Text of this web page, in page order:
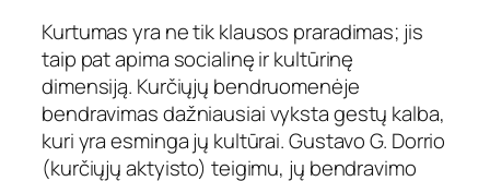
Kurtumas yra ne tik klausos praradimas; jis
taip pat apima socialinę ir kultūrinę
dimensiją. Kurčiųjų bendruomenėje
bendravimas dažniausiai vyksta gestų kalba,
kuri yra esminga jų kultūrai. Gustavo G. Dorrio
(kurčiųjų aktyisto) teigimu, jų bendravimo